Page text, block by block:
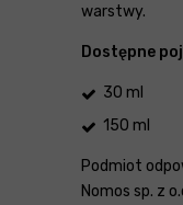
warstwy.
Dostępne
30 ml
150 ml
Podmiot
Nomos sp. z